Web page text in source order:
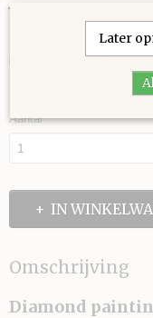
€ 0,30
Aantal
IN
Omschrijving
Diamond
Later